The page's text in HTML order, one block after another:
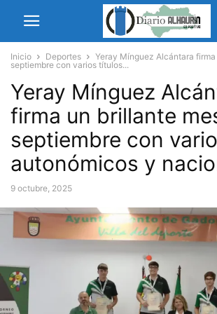
Inicio Deportes
Yeray Mínguez Alcántara
septiembre con varios títulos...
Yeray Mínguez
firma un brillante
septiembre con
autonómicos y
9 octubre, 2025